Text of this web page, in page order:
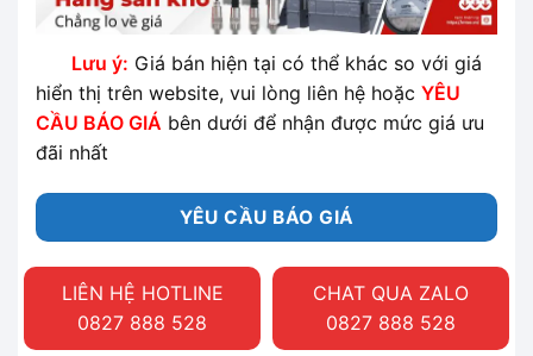
NHẤT THỊ TRƯỜNG
Lưu ý: Giá bán hiện tại có thể khác so với giá
hiển thị trên website, vui lòng liên hệ hoặc YÊU
CẦU BÁO GIÁ bên dưới để nhận được mức giá ưu
đãi nhất
YÊU CẦU BÁO GIÁ
LIÊN HỆ HOTLINE
0827 888 528
CHAT QUA ZALO
0827 888 528